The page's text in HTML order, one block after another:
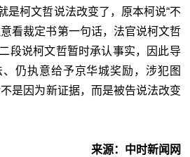
是柯文哲说法改变了，原本柯说“不
看裁定书第一句话，法官说柯文哲
段说柯文哲暂时承认事实，因此导
仍执意给予京华城奖励，涉犯图
是因为新证据，而是被告说法改变
来源：中时新闻网